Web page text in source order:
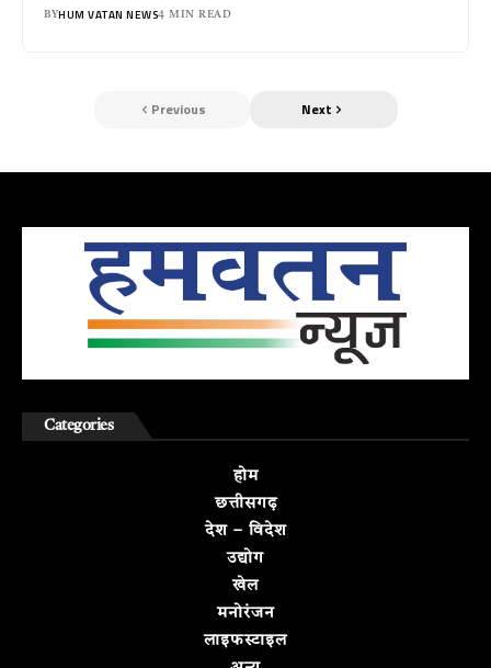
BYHUM VATAN NEWS4 MIN READ
Previous Next
Categories
होम
छत्तीसगढ़
देश – विदेश
उद्योग
खेल
मनोरंजन
लाइफस्टाइल